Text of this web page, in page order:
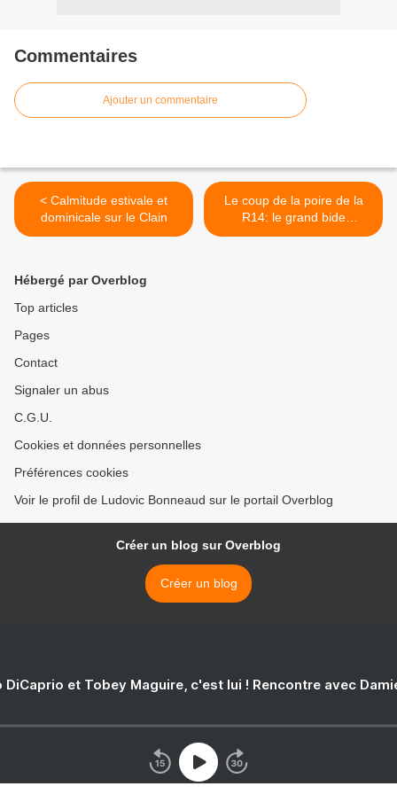
Commentaires
Ajouter un commentaire
< Calmitude estivale et
dominicale sur le Clain
Le coup de la poire de la
R14: le grand bide
publicitaire >
Hébergé par Overblog
Top articles
Pages
Contact
Signaler un abus
C.G.U.
Cookies et données personnelles
Préférences cookies
Voir le profil de Ludovic Bonneaud sur le portail Overblog
Créer un blog sur Overblog
Créer un blog
DiCaprio et Tobey Maguire, c'est lui ! Rencontre avec